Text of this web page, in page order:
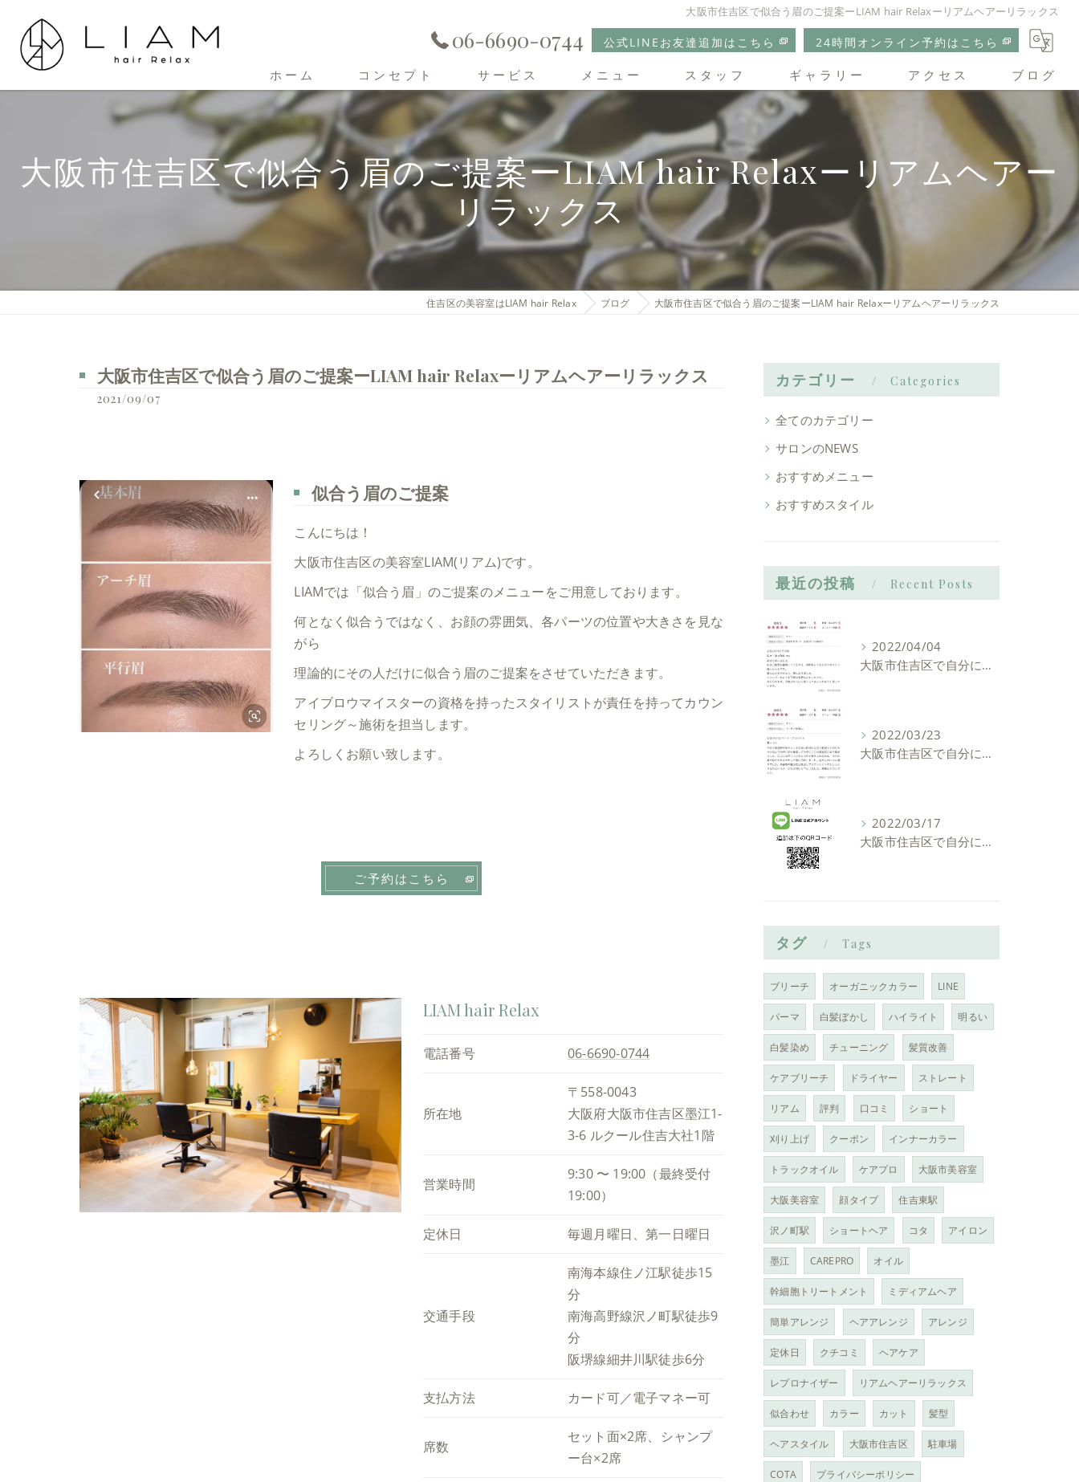
大阪市住吉区で似合う眉のご提案ーLIAM hair Relaxーリアムヘアーリラックス
06-6690-0744 公式LINEお友達追加はこちら 24時間オンライン予約はこちら
ホーム コンセプト
住吉区の美容室･LIAM hair Relaxの口コミ情報
住吉区の美容室･LIAM hair Relaxの評判
住吉区の美容室･LIAM hair Relaxのお客様の声
サービス メニュー スタッフ ギャラリー アクセス
リアムヘアーリラックス
ブログ
大阪市住吉区で似合う眉のご提案ーLIAM hair Relaxーリアムヘアー
リラックス
住吉区の美容室はLIAM hair Relax ブログ 大阪市住吉区で似合う眉のご提案ーLIAM hair Relaxーリアムヘアーリラックス
大阪市住吉区で似合う眉のご提案ーLIAM hair Relaxーリアムヘアーリラックス
2021/09/07
似合う眉のご提案
こんにちは！
大阪市住吉区の美容室LIAM(リアム)です。
LIAMでは「似合う眉」のご提案のメニューをご用意しております。
何となく似合うではなく、お顔の雰囲気、各パーツの位置や大きさを見な
がら
理論的にその人だけに似合う眉のご提案をさせていただきます。
アイブロウマイスターの資格を持ったスタイリストが責任を持ってカウン
セリング～施術を担当します。
よろしくお願い致します。
ご予約はこちら
LIAM hair Relax
電話番号 06-6690-0744
所在地
〒558-0043
大阪府大阪市住吉区墨江1-
3-6 ルクール住吉大社1階
営業時間
9:30 〜 19:00（最終受付
19:00）
定休日 毎週月曜日、第一日曜日
交通手段
南海本線住ノ江駅徒歩15
分
南海高野線沢ノ町駅徒歩9
分
阪堺線細井川駅徒歩6分
支払方法 カード可／電子マネー可
席数
セット面×2席、シャンプ
ー台×2席
カテゴリー Categories
全てのカテゴリー
サロンのNEWS
おすすめメニュー
おすすめスタイル
最近の投稿 Recent Posts
2022/04/04
大阪市住吉区で自分に似合う髪型を見つけれる美容室ーLIAM hair Relaxーリアムヘアーリラックス
2022/03/23
大阪市住吉区で自分に似合う髪型を見つけれる美容室ーLIAM hair Relaxーリアムヘアーリラックス
2022/03/17
大阪市住吉区で自分に似合う髪型を見つけれる美容室ーLIAM hair Relaxーリアムヘアーリラックス
タグ Tags
ブリーチ オーガニックカラー LINE
パーマ 白髪ぼかし ハイライト 明るい
白髪染め チューニング 髪質改善
ケアブリーチ ドライヤー ストレート
リアム 評判 口コミ ショート
刈り上げ クーポン インナーカラー
トラックオイル ケアプロ 大阪市美容室
大阪美容室 顔タイプ 住吉東駅
沢ノ町駅 ショートヘア コタ アイロン
墨江 CAREPRO オイル
幹細胞トリートメント ミディアムヘア
簡単アレンジ ヘアアレンジ アレンジ
定休日 クチコミ ヘアケア
レプロナイザー リアムヘアーリラックス
似合わせ カラー カット 髪型
ヘアスタイル 大阪市住吉区 駐車場
COTA プライバシーポリシー